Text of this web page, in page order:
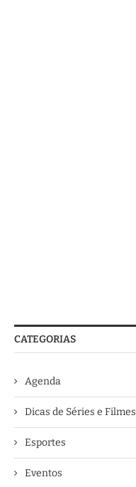
CATEGORIAS
Agenda
Dicas de Séries e Filmes
Esportes
Eventos